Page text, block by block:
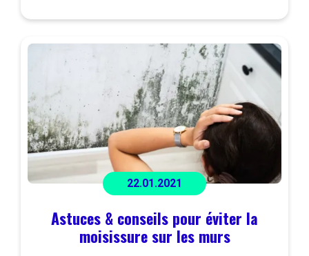
22.01.2021
Astuces & conseils pour éviter la
moisissure sur les murs